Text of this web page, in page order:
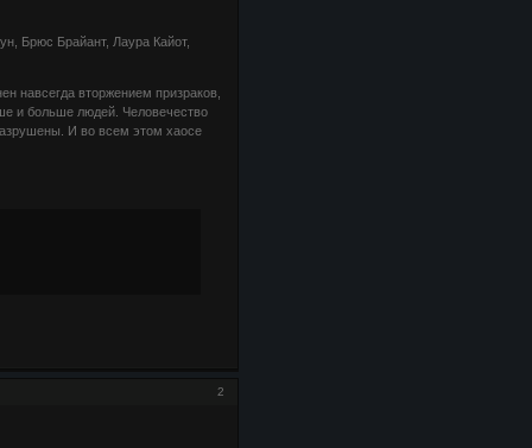
Брюс Брайант, Лаура Кайот,
навсегда вторжением призраков,
и больше людей. Человечество
И во всем этом хаoсе
2